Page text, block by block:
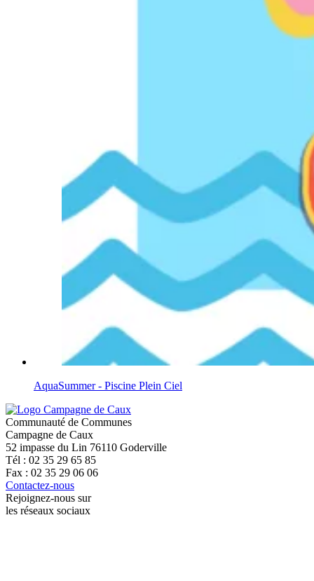
AquaSummer - Piscine Plein Ciel
Communauté de Communes
Campagne de Caux
52 impasse du Lin 76110 Goderville
Tél : 02 35 29 65 85
Fax : 02 35 29 06 06
Contactez-nous
Rejoignez-nous sur
les réseaux sociaux